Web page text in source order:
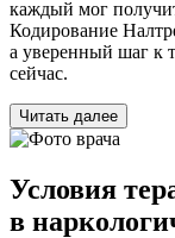
каждый мог
Кодирование
а уверенный шаг к
сейчас.
Читать далее
Условия
в